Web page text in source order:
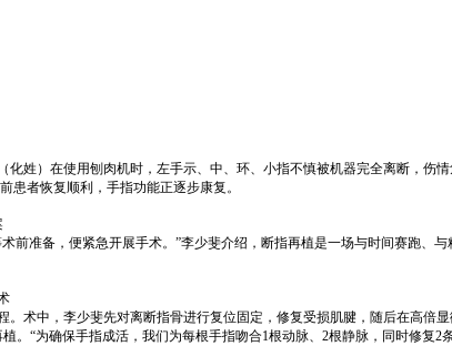
姓）在使用刨肉机时，左手示、中、环、小指不慎被机器完全离断，伤情
患者恢复顺利，手指功能正逐步康复。
前准备，便紧急开展手术。”李少斐介绍，断指再植是一场与时间赛跑、与
术中，李少斐先对离断指骨进行复位固定，修复受损肌腱，随后在高倍
。“为确保手指成活，我们为每根手指吻合1根动脉、2根静脉，同时修复2